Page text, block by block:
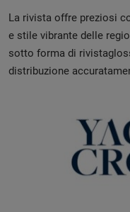
La rivista offre preziosi
e stile vibrante delle
sotto forma di
distribuzione